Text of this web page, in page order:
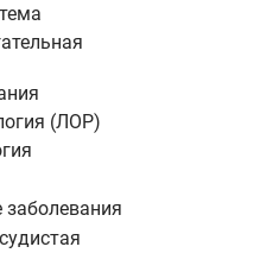
(ЛОР)
заболевания